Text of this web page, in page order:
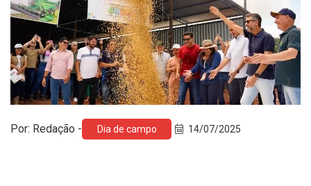
Por: Redação - Dia de campo 14/07/2025